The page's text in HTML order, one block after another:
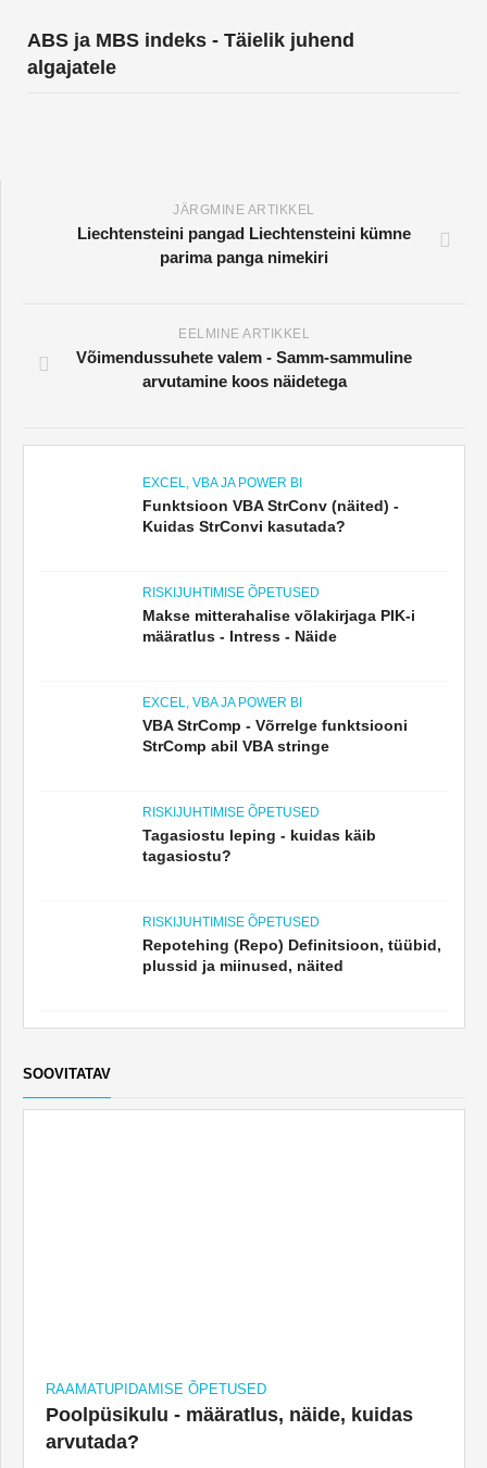
ABS ja MBS indeks - Täielik juhend
algajatele
JÄRGMINE ARTIKKEL
Liechtensteini pangad Liechtensteini kümne
parima panga nimekiri
EELMINE ARTIKKEL
Võimendussuhete valem - Samm-sammuline
arvutamine koos näidetega
EXCEL, VBA JA POWER BI
Funktsioon VBA StrConv (näited) -
Kuidas StrConvi kasutada?
RISKIJUHTIMISE ÕPETUSED
Makse mitterahalise võlakirjaga PIK-i
määratlus - Intress - Näide
EXCEL, VBA JA POWER BI
VBA StrComp - Võrrelge funktsiooni
StrComp abil VBA stringe
RISKIJUHTIMISE ÕPETUSED
Tagasiostu leping - kuidas käib
tagasiostu?
RISKIJUHTIMISE ÕPETUSED
Repotehing (Repo) Definitsioon, tüübid,
plussid ja miinused, näited
SOOVITATAV
RAAMATUPIDAMISE ÕPETUSED
Poolpüsikulu - määratlus, näide, kuidas
arvutada?